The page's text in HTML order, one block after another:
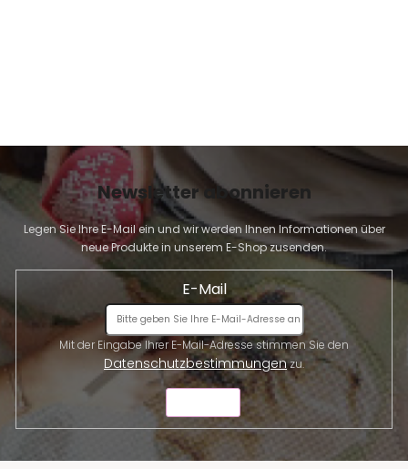
Newsletter abonnieren
Legen Sie Ihre E-Mail ein und wir werden Ihnen Informationen über
neue Produkte in unserem E-Shop zusenden.
E-Mail
Datenschutzbestimmungenzu.